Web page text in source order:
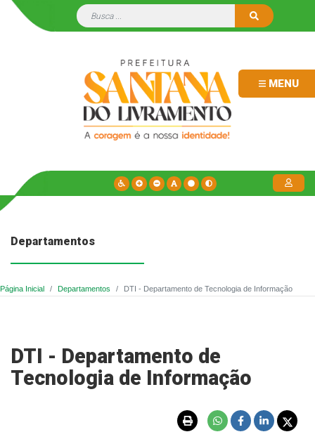
MENU
Departamentos
Página Inicial Departamentos DTI - Departamento de Tecnologia de Informação
DTI - Departamento de
Tecnologia de Informação